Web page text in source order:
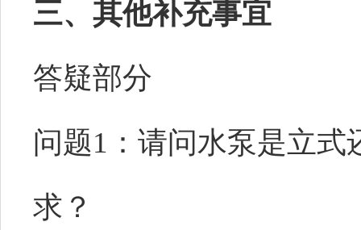
三、其他补充事宜
答疑部分
问题1：请问水泵是立式
求？